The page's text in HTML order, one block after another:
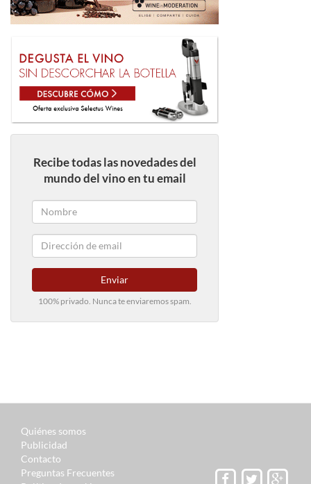
Recibe todas las novedades del
mundo del vino en tu email
Enviar
100% privado. Nunca te enviaremos spam.
Quiénes somos
Publicidad
Contacto
Preguntas Frecuentes